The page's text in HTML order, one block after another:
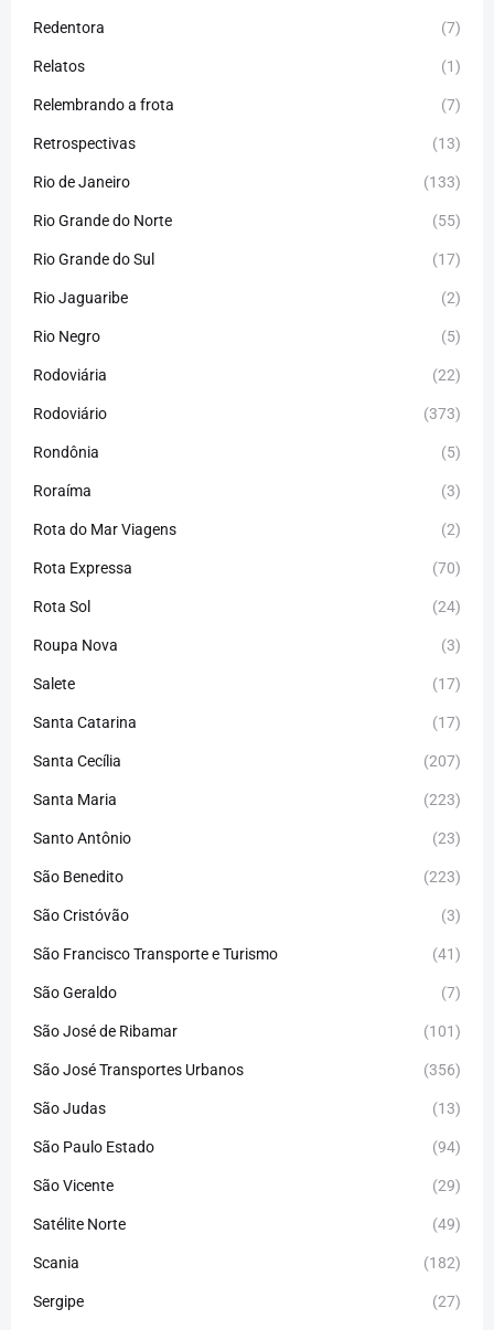
Redentora (7)
Relatos (1)
Relembrando a frota (7)
Retrospectivas (13)
Rio de Janeiro (133)
Rio Grande do Norte (55)
Rio Grande do Sul (17)
Rio Jaguaribe (2)
Rio Negro (5)
Rodoviária (22)
Rodoviário (373)
Rondônia (5)
Roraíma (3)
Rota do Mar Viagens (2)
Rota Expressa (70)
Rota Sol (24)
Roupa Nova (3)
Salete (17)
Santa Catarina (17)
Santa Cecília (207)
Santa Maria (223)
Santo Antônio (23)
São Benedito (223)
São Cristóvão (3)
São Francisco Transporte e Turismo (41)
São Geraldo (7)
São José de Ribamar (101)
São José Transportes Urbanos (356)
São Judas (13)
São Paulo Estado (94)
São Vicente (29)
Satélite Norte (49)
Scania (182)
Sergipe (27)